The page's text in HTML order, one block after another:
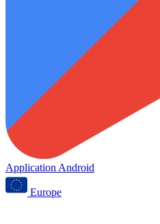
Application Android
Europe